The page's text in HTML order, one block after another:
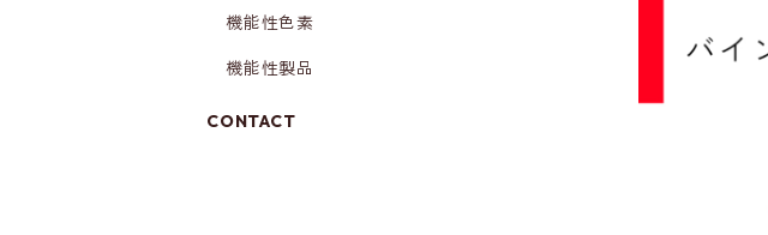
機能性色素
機能性製品
CONTACT